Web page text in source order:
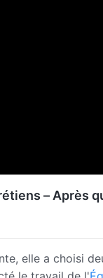
– Après
elle a choisi